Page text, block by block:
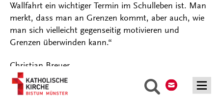
Suche
Wallfahrt ein wichtiger Termin im Schulleben ist. Man
merkt, dass man an Grenzen kommt, aber auch, wie
man sich vielleicht gegenseitig motivieren und
Grenzen überwinden kann.“
Christian Breuer